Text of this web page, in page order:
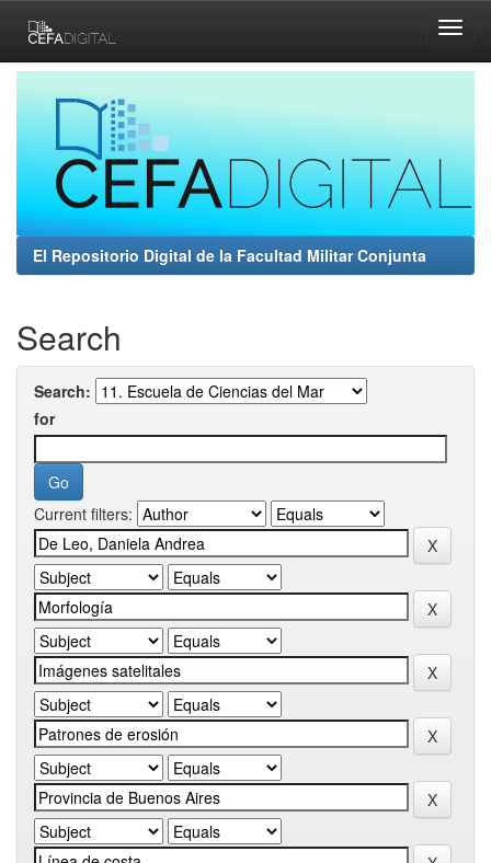
navigation
El Repositorio Digital de la Facultad Militar Conjunta
Search
Search:
for
Current filters: